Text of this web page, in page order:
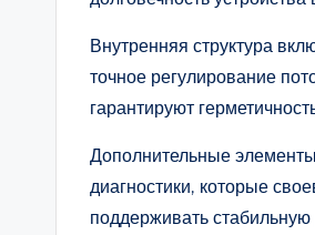
Внутренняя структура
точное регулирование
гарантируют
Дополнительные
диагностики, которые
поддерживать